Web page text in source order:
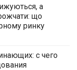
а
що
ринку
с чего